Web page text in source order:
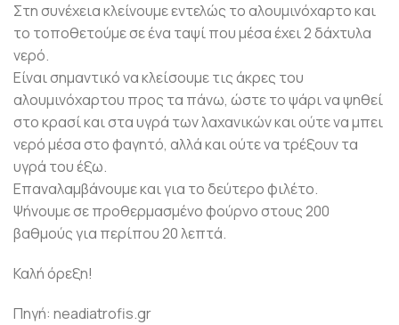
Στη συνέχεια κλείνουμε εντελώς το αλουμινόχαρτο και
το τοποθετούμε σε ένα ταψί που μέσα έχει 2 δάχτυλα
νερό.
Είναι σημαντικό να κλείσουμε τις άκρες του
αλουμινόχαρτου προς τα πάνω, ώστε το ψάρι να ψηθεί
στο κρασί και στα υγρά των λαχανικών και ούτε να μπει
νερό μέσα στο φαγητό, αλλά και ούτε να τρέξουν τα
υγρά του έξω.
Επαναλαμβάνουμε και για το δεύτερο φιλέτο.
Ψήνουμε σε προθερμασμένο φούρνο στους 200
βαθμούς για περίπου 20 λεπτά.
Καλή όρεξη!
Πηγή: neadiatrofis.gr